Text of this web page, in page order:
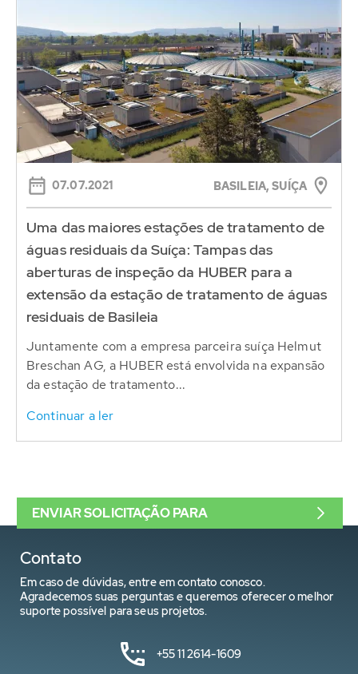
07.07.2021 BASILEIA, SUÍÇA
Uma das maiores estações de tratamento de
águas residuais da Suíça: Tampas das
aberturas de inspeção da HUBER para a
extensão da estação de tratamento de águas
residuais de Basileia
Juntamente com a empresa parceira suíça Helmut
Breschan AG, a HUBER está envolvida na expansão
da estação de tratamento...
Continuar a ler
Contato
Em caso de dúvidas, entre em contato conosco.
Agradecemos suas perguntas e queremos oferecer o melhor
suporte possível para seus projetos.
+55 11 2614-1609
ENVIAR SOLICITAÇÃO PARA